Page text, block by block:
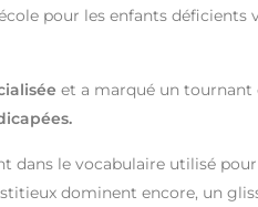
pour les enfants déficients
et a marqué un tournant
dans le vocabulaire utilisé
dominent encore, un